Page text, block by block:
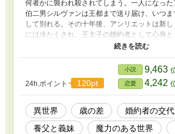
何者かに襲われ殺されてしまう。一人になっ
伯二男シルヴァンは王都まで送り届け、いつ
して別れる。その十年後、アンリエットは新
には冷たくされ、王太子の婚約者として心身
た。ついには義妹と婚約者の交換をちらつかさ
24h.ポイント 120pt
小説 9,463
恋愛 4,242
異世界 歳の差
婚約者の交代
養父と義妹
魔力のある世界